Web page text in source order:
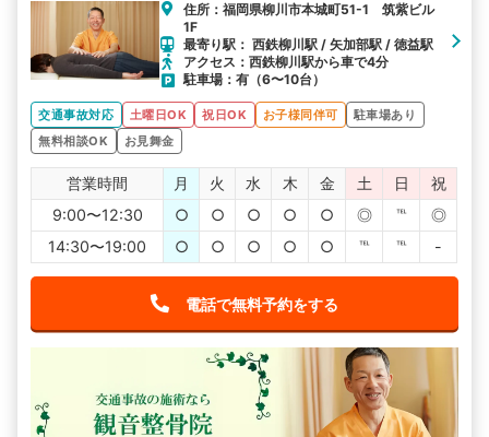
住所：福岡県柳川市本城町51-1 筑紫ビル
1F
最寄り駅： 西鉄柳川駅 / 矢加部駅 / 徳益駅
アクセス：西鉄柳川駅から車で4分
駐車場：有（6〜10台）
交通事故対応 土曜日OK 祝日OK お子様同伴可
駐車場あり
無料相談OK
お見舞金
営業時間 月 火 水 木 金 土 日
祝
9:00〜12:30
○ ○ ○ ○ ○ ◎ ℡
◎
14:30〜19:00
○ ○ ○ ○ ○ ℡ ℡ -
電話で無料予約をする